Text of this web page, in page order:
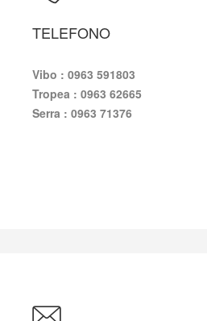
TELEFONO
Vibo : 0963 591803
Tropea : 0963 62665
Serra : 0963 71376